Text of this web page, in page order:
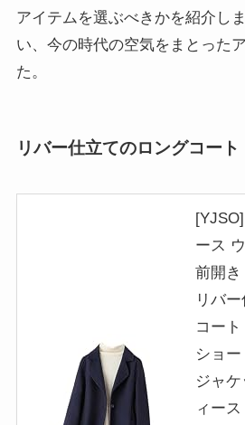
アイテムを選ぶべきかを紹介し
い、今の時代の空気をまとった
た。
リバー仕立てのロングコート
ース
前開き
リバ
コー
ショ
ジャ
ィー